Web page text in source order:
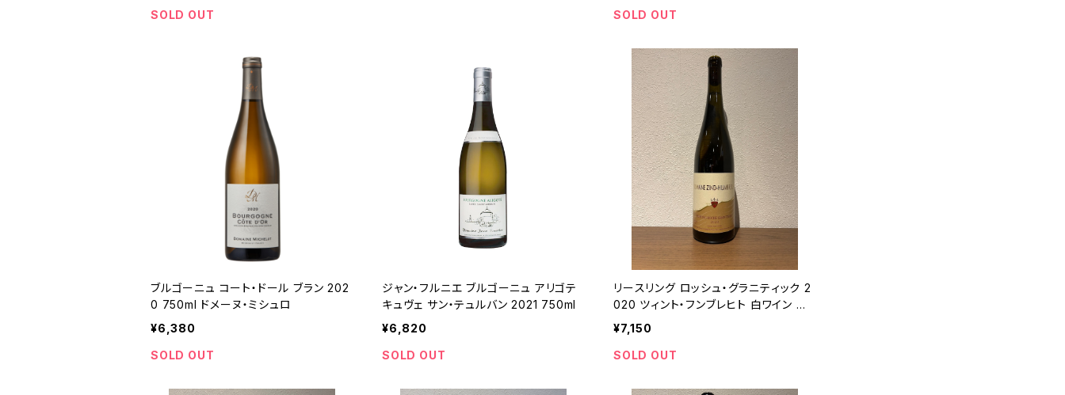
SOLD OUT
SOLD OUT
ブルゴーニュ コート・ドール ブラン 202
0 750ml ドメーヌ・ミシュロ
¥6,380
SOLD OUT
ジャン・フルニエ ブルゴーニュ アリゴテ
キュヴェ サン・テュルバン 2021 750ml
¥6,820
SOLD OUT
リースリング ロッシュ・グラニティック 2
020 ツィント・フンブレヒト 白ワイン ア
ルザス 750ml
¥7,150
SOLD OUT